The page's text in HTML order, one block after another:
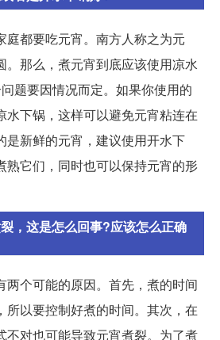
庭都要吃元宵。南方人称之为元
。那么，煮元宵到底应该使用凉水
题要因情况而定。如果你使用的
水下锅，这样可以避免元宵粘连在
是新鲜的元宵，建议使用开水下
熟它们，同时也可以保持元宵的形
，这是怎么回事?应该怎么正确
两个可能的原因。首先，煮的时间
所以要控制好煮的时间。其次，在
不对也可能导致元宵煮裂。为了煮